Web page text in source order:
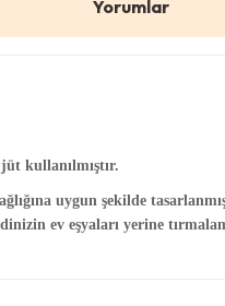
Yorumlar
kullanılmıştır.
uygun şekilde
ev eşyaları yerine